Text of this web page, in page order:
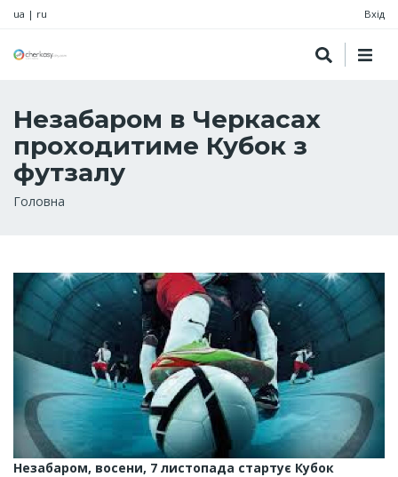
ua | ru Вхід
Незабаром в Черкасах
проходитиме Кубок з
футзалу
Рядок
Головна
Незабаром, восени, 7 листопада стартує Кубок